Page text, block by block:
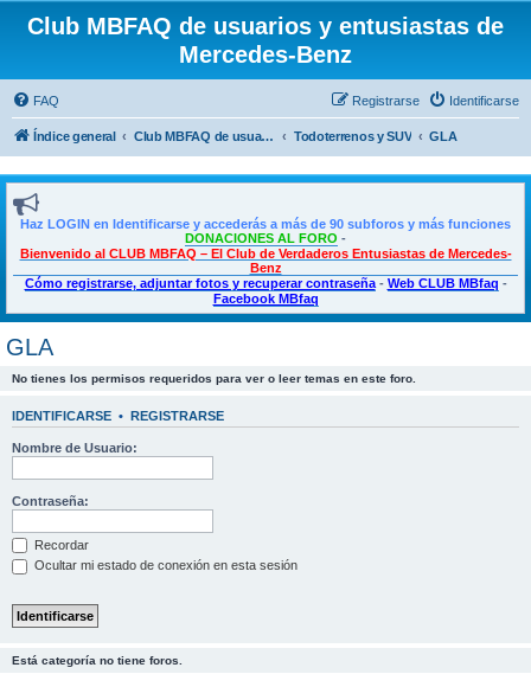
Club MBFAQ de usuarios y entusiastas de
Mercedes-Benz
FAQ Identificarse
Registrarse
Índice general Club MBFAQ de usuarios y entusiastas de Mercedes Benz Todoterrenos y SUV GLA
Haz LOGIN en Identificarse y accederás a más de 90 subforos y más funciones
DONACIONES AL FORO -
Bienvenido al CLUB MBFAQ – El Club de Verdaderos Entusiastas de Mercedes-
Benz
Cómo registrarse, adjuntar fotos y recuperar contraseña- Web CLUB MBfaq -
Facebook MBfaq
GLA
No tienes los permisos requeridos para ver o leer temas en este foro.
IDENTIFICARSE • REGISTRARSE
Nombre de Usuario:
Contraseña:
Recordar
Ocultar mi estado de conexión en esta sesión
Está categoría no tiene foros.